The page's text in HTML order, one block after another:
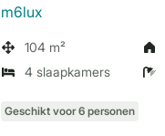
m6lux
104 m²
4 slaapkamers